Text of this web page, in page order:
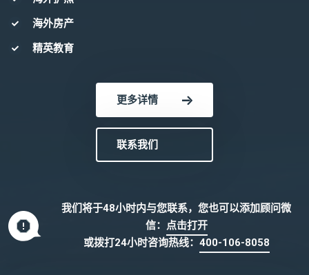
海外房产
精英教育
更多详情
联系我们
我们将于48小时内与您联系，您也可以添加顾问微
信： 点击打开
或拨打24小时咨询热线： 400-106-8058